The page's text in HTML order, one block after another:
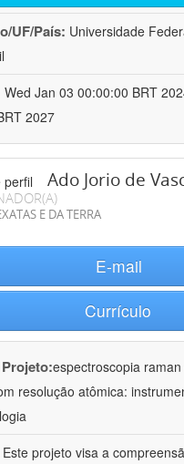
UF/País: Universidade
Wed Jan 03 00:00:00 BRT
2027
Ado Jorio de
E DA TERRA
E-mail
Currículo
espectroscopia
resolução atômica:
Este projeto visa a